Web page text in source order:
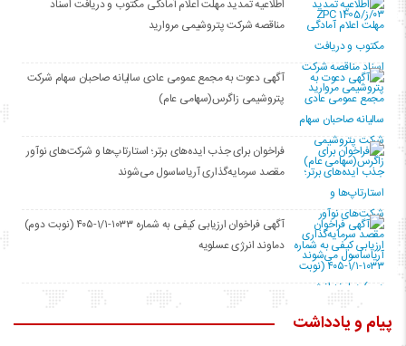
اطلاعیه تمدید مهلت اعلام آمادگی مکتوب و دریافت اسناد
مناقصه شرکت پتروشیمی مروارید
آگهی دعوت به مجمع عمومی عادی سالیانه صاحبان سهام شرکت
پتروشیمی زاگرس(سهامی عام)
فراخوان برای جذب ایده‌های برتر؛ استارتاپ‌ها و شرکت‌های نوآور
مقصد سرما‌یه‌گذاری آریاساسول می‌شوند
آگهی فراخوان ارزیابی کیفی به شماره ۱۰۳۳-۱/۱-۴۰۵ (نوبت دوم)
دماوند انرژی عسلویه
پیام و یادداشت